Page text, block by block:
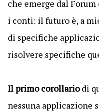
che emerge dal
i conti: il futuro è, a
di specifiche
risolvere specifiche
Il primo corollariodi
nessuna applicazione